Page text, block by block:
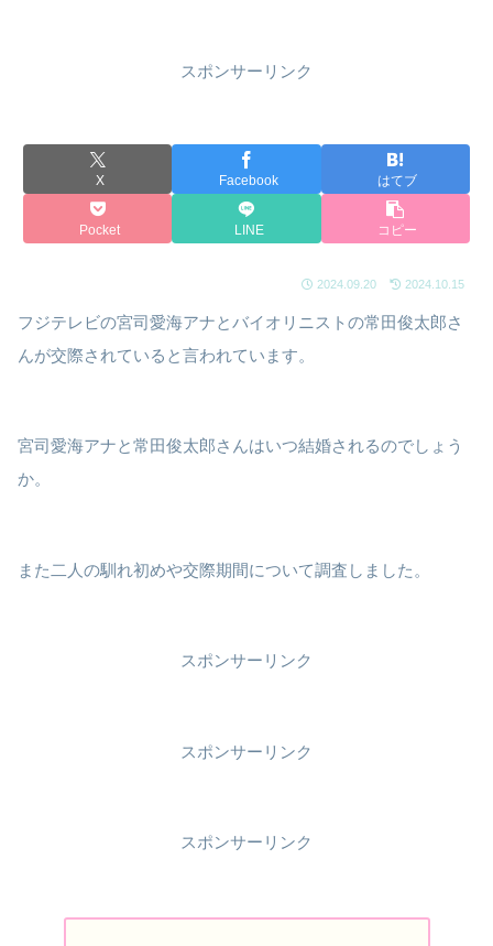
スポンサーリンク
X Facebook はてブ
Pocket LINE コピー
2024.09.20 2024.10.15
フジテレビの宮司愛海アナとバイオリニストの常田俊太郎さ
んが交際されていると言われています。
宮司愛海アナと常田俊太郎さんはいつ結婚されるのでしょう
か。
また二人の馴れ初めや交際期間について調査しました。
スポンサーリンク
スポンサーリンク
スポンサーリンク